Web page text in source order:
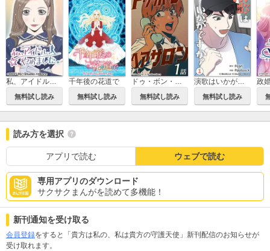
私、アイドルやめました。
無料試し読み
千年後の花道で
無料試し読み
ドゥ・ボン・ヘアサロン
無料試し読み
演歌はいかがですか
無料試し読み
読み方を選択
アプリで読む ウェブで読む
専用アプリのダウンロード
サクサクまんがを読めて多機能！
新刊通知を受け取る
会員登録をすると「貴方は私の、私は貴方の守護天使」新刊配信のお知らせが
受け取れます。